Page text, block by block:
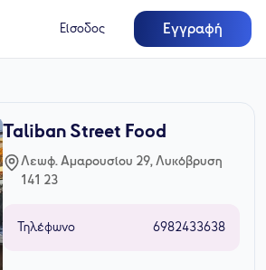
Είσοδος Εγγραφή
Taliban Street Food
Λεωφ. Αμαρουσίου 29, Λυκόβρυση
141 23
Τηλέφωνο 6982433638